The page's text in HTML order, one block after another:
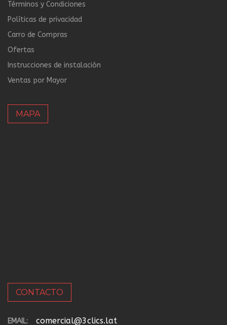
Términos y Condiciones
Políticas de privacidad
Carro de Compras
Ofertas
Instrucciones de instalación
Ventas por Mayor
MAPA
CONTACTO
EMAIL: comercial@3clics.lat